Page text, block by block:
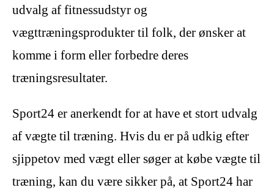
udvalg af fitnessudstyr og
vægttræningsprodukter til folk, der ønsker at
komme i form eller forbedre deres
træningsresultater.
Sport24 er anerkendt for at have et stort udvalg
af vægte til træning. Hvis du er på udkig efter
sjippetov med vægt eller søger at købe vægte til
træning, kan du være sikker på, at Sport24 har